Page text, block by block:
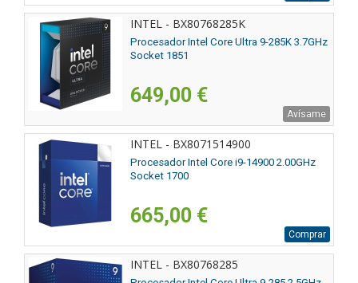
INTEL - BX80768285K
Procesador Intel Core Ultra 9-285K 3.7GHz
Socket 1851
649,00 €
Avísame
INTEL - BX8071514900
Procesador Intel Core i9-14900 2.00GHz
Socket 1700
665,00 €
Comprar
INTEL - BX80768285